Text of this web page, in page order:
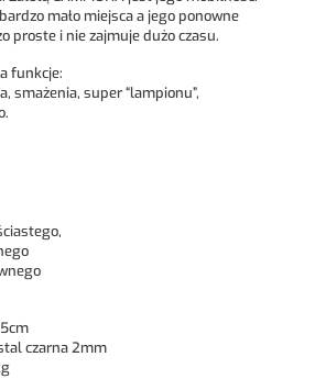
mało miejsca a jego ponowne
proste i nie zajmuje dużo czasu.
funkcje:
smażenia, super “lampionu”,
czarna 2mm